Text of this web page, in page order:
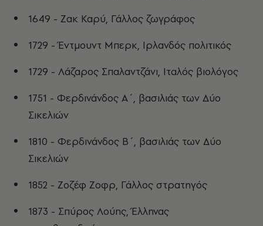
1649 - Ζακ Καρύ, Γάλλος ζωγράφος
1729 - Έντμουντ Μπερκ, Ιρλανδός πολιτικός
1729 - Λάζαρος Σπαλαντζάνι, Ιταλός βιολόγος
1751 - Φερδινάνδος Α΄, βασιλιάς των Δύο
Σικελιών
1810 - Φερδινάνδος Β΄, βασιλιάς των Δύο
Σικελιών
1852 - Ζοζέφ Ζοφρ, Γάλλος στρατηγός
1873 - Σπύρος Λούης, Έλληνας